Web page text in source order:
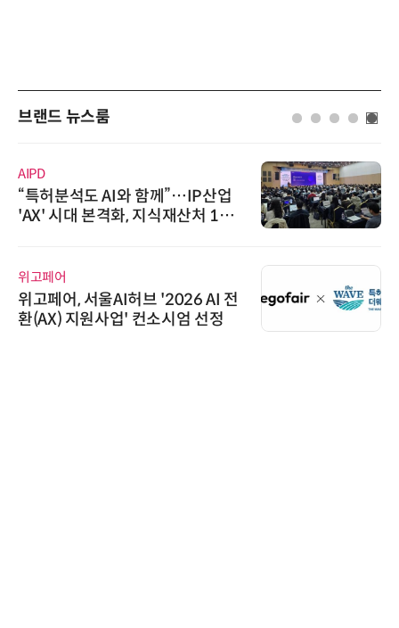
브랜드 뉴스룸
AIPD
“특허분석도 AI와 함께”…IP산업
'AX' 시대 본격화, 지식재산처 1호
위고페어
위고페어, 서울AI허브 '2026 AI 전
환(AX) 지원사업' 컨소시엄 선정